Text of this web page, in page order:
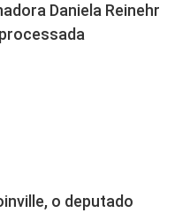
Daniela Reinehr
o deputado